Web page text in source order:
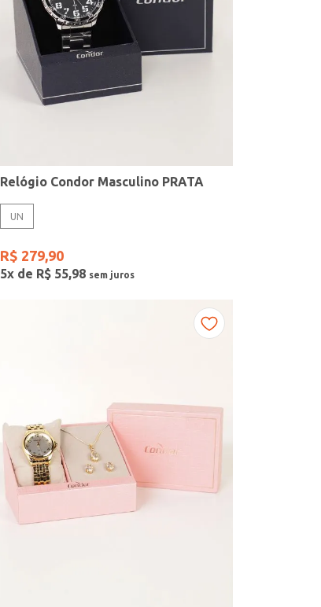
Relógio Condor Masculino PRATA
UN
R$ 279,90
5x de R$ 55,98